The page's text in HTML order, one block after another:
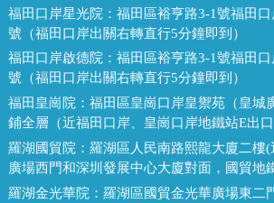
福田口岸星光院： 福田區裕亨路3-1號福田
號（福田口岸出關右轉直行5分鐘即到）
福田口岸啟德院： 福田區裕亨路3-1號福田
號（福田口岸出關右轉直行5分鐘即到）
福田皇崗院： 福田區皇崗口岸皇禦苑（皇城
鋪全層（近福田口岸、皇崗口岸地鐵站E出口
羅湖國貿院： 羅湖區人民南路熙龍大廈二樓
廣場西門和深圳發展中心大廈對面，國貿地
羅湖金光華院： 羅湖區國貿金光華廣場東二